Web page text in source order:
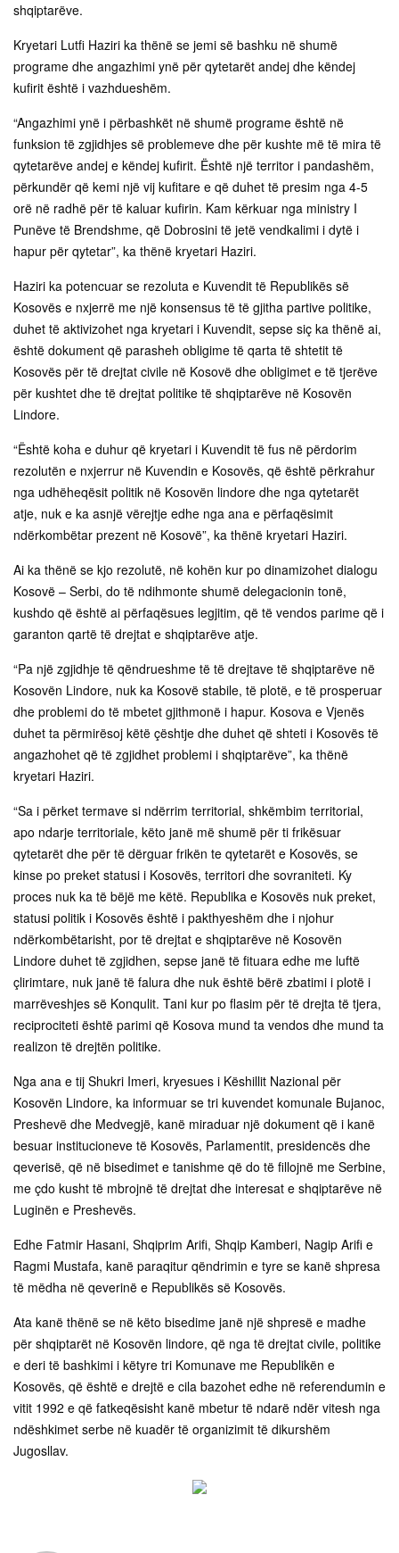
shqiptarëve.
Kryetari Lutfi Haziri ka thënë se jemi së bashku në shumë
programe dhe angazhimi ynë për qytetarët andej dhe këndej
kufirit është i vazhdueshëm.
“Angazhimi ynë i përbashkët në shumë programe është në
funksion të zgjidhjes së problemeve dhe për kushte më të mira të
qytetarëve andej e këndej kufirit. Është një territor i pandashëm,
përkundër që kemi një vij kufitare e që duhet të presim nga 4-5
orë në radhë për të kaluar kufirin. Kam kërkuar nga ministry I
Punëve të Brendshme, që Dobrosini të jetë vendkalimi i dytë i
hapur për qytetar”, ka thënë kryetari Haziri.
Haziri ka potencuar se rezoluta e Kuvendit të Republikës së
Kosovës e nxjerrë me një konsensus të të gjitha partive politike,
duhet të aktivizohet nga kryetari i Kuvendit, sepse siç ka thënë ai,
është dokument që parasheh obligime të qarta të shtetit të
Kosovës për të drejtat civile në Kosovë dhe obligimet e të tjerëve
për kushtet dhe të drejtat politike të shqiptarëve në Kosovën
Lindore.
“Është koha e duhur që kryetari i Kuvendit të fus në përdorim
rezolutën e nxjerrur në Kuvendin e Kosovës, që është përkrahur
nga udhëheqësit politik në Kosovën lindore dhe nga qytetarët
atje, nuk e ka asnjë vërejtje edhe nga ana e përfaqësimit
ndërkombëtar prezent në Kosovë”, ka thënë kryetari Haziri.
Ai ka thënë se kjo rezolutë, në kohën kur po dinamizohet dialogu
Kosovë – Serbi, do të ndihmonte shumë delegacionin tonë,
kushdo që është ai përfaqësues legjitim, që të vendos parime që i
garanton qartë të drejtat e shqiptarëve atje.
“Pa një zgjidhje të qëndrueshme të të drejtave të shqiptarëve në
Kosovën Lindore, nuk ka Kosovë stabile, të plotë, e të prosperuar
dhe problemi do të mbetet gjithmonë i hapur. Kosova e Vjenës
duhet ta përmirësoj këtë çështje dhe duhet që shteti i Kosovës të
angazhohet që të zgjidhet problemi i shqiptarëve”, ka thënë
kryetari Haziri.
“Sa i përket termave si ndërrim territorial, shkëmbim territorial,
apo ndarje territoriale, këto janë më shumë për ti frikësuar
qytetarët dhe për të dërguar frikën te qytetarët e Kosovës, se
kinse po preket statusi i Kosovës, territori dhe sovraniteti. Ky
proces nuk ka të bëjë me këtë. Republika e Kosovës nuk preket,
statusi politik i Kosovës është i pakthyeshëm dhe i njohur
ndërkombëtarisht, por të drejtat e shqiptarëve në Kosovën
Lindore duhet të zgjidhen, sepse janë të fituara edhe me luftë
çlirimtare, nuk janë të falura dhe nuk është bërë zbatimi i plotë i
marrëveshjes së Konqulit. Tani kur po flasim për të drejta të tjera,
reciprociteti është parimi që Kosova mund ta vendos dhe mund ta
realizon të drejtën politike.
Nga ana e tij Shukri Imeri, kryesues i Këshillit Nazional për
Kosovën Lindore, ka informuar se tri kuvendet komunale Bujanoc,
Preshevë dhe Medvegjë, kanë miraduar një dokument që i kanë
besuar institucioneve të Kosovës, Parlamentit, presidencës dhe
qeverisë, që në bisedimet e tanishme që do të fillojnë me Serbine,
me çdo kusht të mbrojnë të drejtat dhe interesat e shqiptarëve në
Luginën e Preshevës.
Edhe Fatmir Hasani, Shqiprim Arifi, Shqip Kamberi, Nagip Arifi e
Ragmi Mustafa, kanë paraqitur qëndrimin e tyre se kanë shpresa
të mëdha në qeverinë e Republikës së Kosovës.
Ata kanë thënë se në këto bisedime janë një shpresë e madhe
për shqiptarët në Kosovën lindore, që nga të drejtat civile, politike
e deri të bashkimi i këtyre tri Komunave me Republikën e
Kosovës, që është e drejtë e cila bazohet edhe në referendumin e
vitit 1992 e që fatkeqësisht kanë mbetur të ndarë ndër vitesh nga
ndëshkimet serbe në kuadër të organizimit të dikurshëm
Jugosllav.